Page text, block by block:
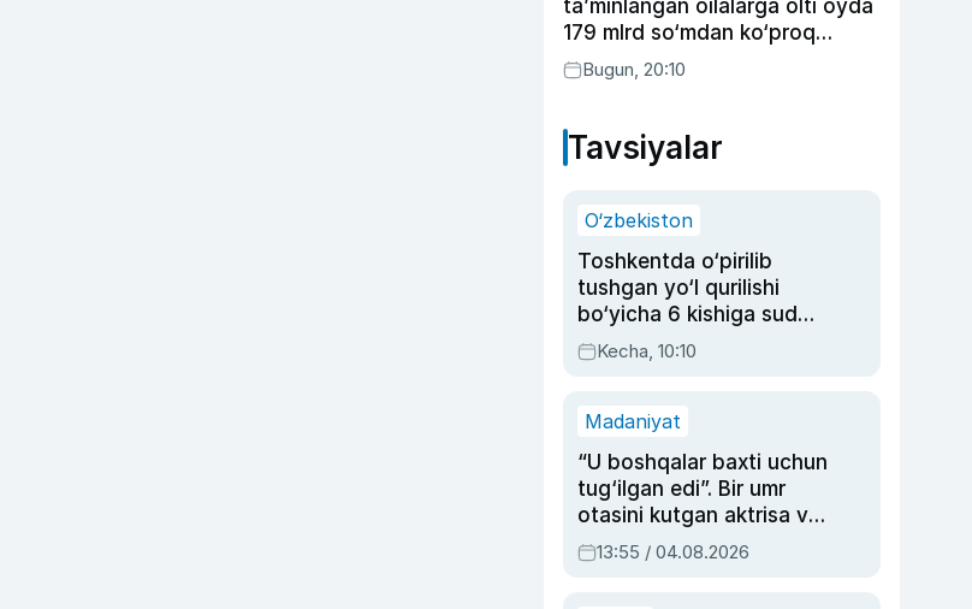
ta’minlangan oilalarga olti oyda
179 mlrd so‘mdan ko‘proq
ijtimoiy keshbek to‘lab berildi
Bugun, 20:10
Tavsiyalar
O‘zbekiston
Toshkentda o‘pirilib
tushgan yo‘l qurilishi
bo‘yicha 6 kishiga sud
hukmi o‘qildi
Kecha, 10:10
Madaniyat
“U boshqalar baxti uchun
tug‘ilgan edi”. Bir umr
otasini kutgan aktrisa va
dublyaj ustasi Rimma
Ahmedovaning
13:55 / 04.08.2026